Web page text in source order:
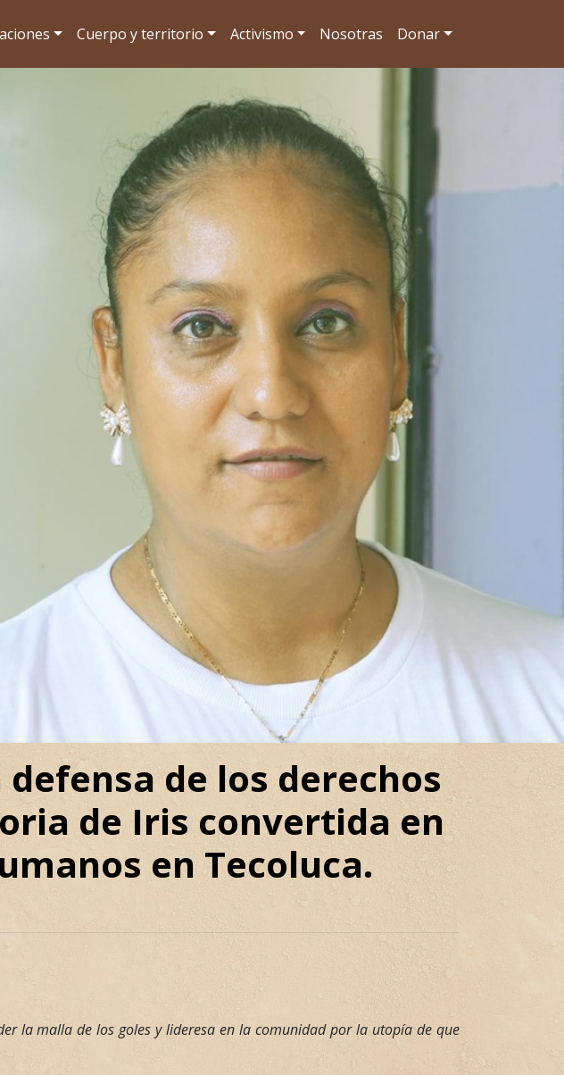
Cuerpo y territorio Activismo Nosotras Donar
de los derechos
de Iris convertida en
en Tecoluca.
la malla de los goles y lideresa en la comunidad por la utopía de que